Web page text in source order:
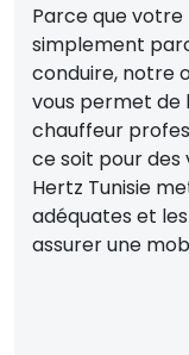
Parce que
simplement
conduire, notre
vous permet de
chauffeur
ce soit pour des
Hertz Tunisie
adéquates et
assurer une